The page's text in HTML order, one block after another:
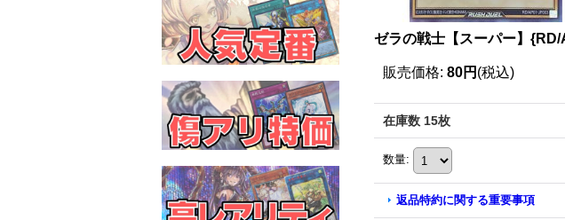
ゼラの戦士【スーパー】
販売価格: 80円 (税込)
在庫数 15枚
数量:
返品特約に関する重要事項